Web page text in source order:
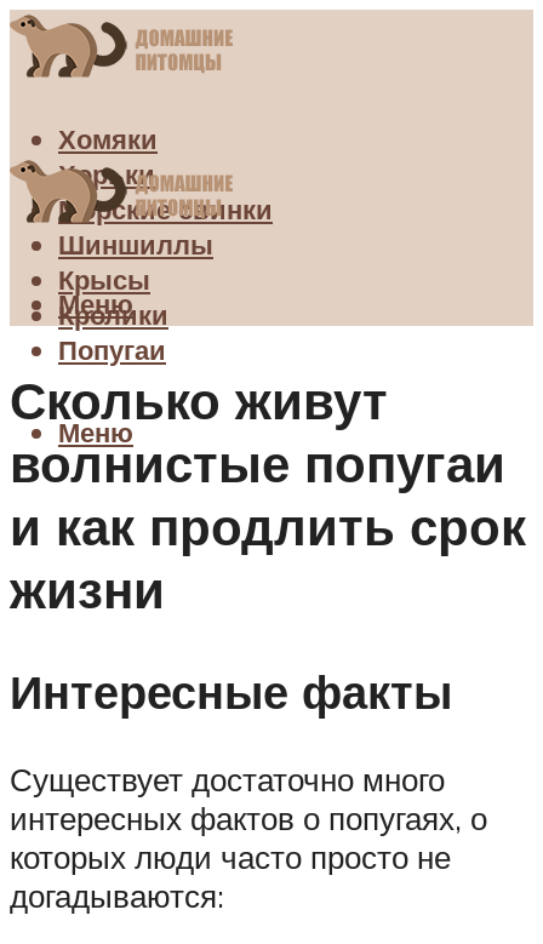
Хомяки
Хорьки
Морские свинки
Шиншиллы
Крысы
Кролики
Попугаи
Меню
Меню
Сколько живут
волнистые попугаи
и как продлить срок
жизни
Интересные факты
Существует достаточно много
интересных фактов о попугаях, о
которых люди часто просто не
догадываются: